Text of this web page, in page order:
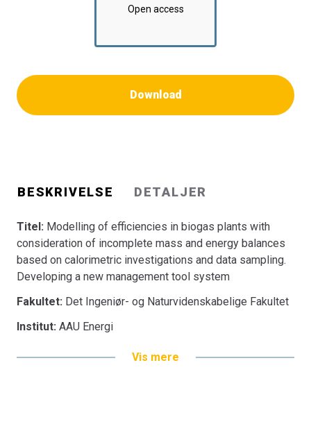
Open access
Download
BESKRIVELSE DETALJER
Titel: Modelling of efficiencies in biogas plants with
consideration of incomplete mass and energy balances
based on calorimetric investigations and data sampling.
Developing a new management tool system
Fakultet: Det Ingeniør- og Naturvidenskabelige Fakultet
Institut: AAU Energi
Vis mere